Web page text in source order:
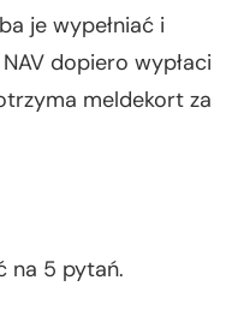
je wypełniać i
dopiero wypłaci
meldekort za
na 5 pytań.